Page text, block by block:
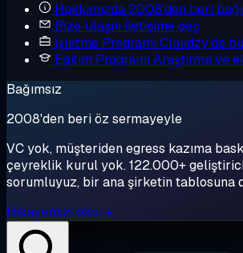
Hakkımızda 2008'den beri
Bize Ulaşın İletişime geç
İşletme Programı Cloudzy'de
Eğitim Programı Araştırma ve
Bağımsız
2008'den beri öz sermayeyle
VC yok, müşteriden egress kazıma
çeyreklik kurul yok. 122.000+
sorumluyuz, bir ana şirketin tablosuna
Hikâyemizi oku →